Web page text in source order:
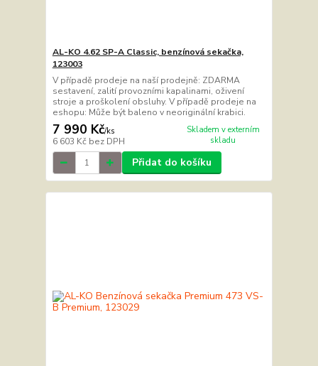
AL-KO 4.62 SP-A Classic, benzínová sekačka,
123003
V případě prodeje na naší prodejně: ZDARMA
sestavení, zalití provozními kapalinami, oživení
stroje a proškolení obsluhy. V případě prodeje na
eshopu: Může být baleno v neoriginální krabici.
7 990 Kč/ks
6 603 Kč bez DPH
Skladem v externím
skladu
Přidat do košíku